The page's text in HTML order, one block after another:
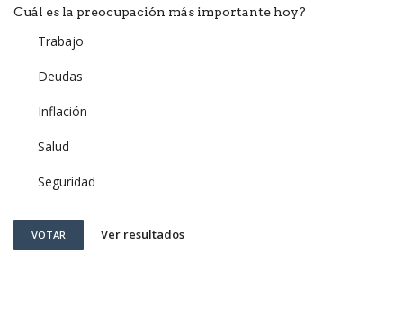
Cuál es la preocupación más importante hoy?
Trabajo
Deudas
Inflación
Salud
Seguridad
VOTAR Ver resultados